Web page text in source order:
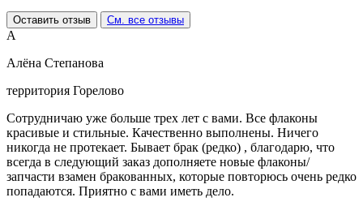
Оставить отзыв См. все отзывы
А
Алёна Степанова
территория Горелово
Сотрудничаю уже больше трех лет с вами. Все флаконы
красивые и стильные. Качественно выполнены. Ничего
никогда не протекает. Бывает брак (редко) , благодарю, что
всегда в следующий заказ дополняете новые флаконы/
запчасти взамен бракованных, которые повторюсь очень редко
попадаются. Приятно с вами иметь дело.